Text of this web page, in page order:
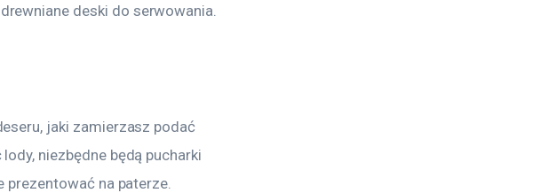
deski do serwowania.
jaki zamierzasz podać
niezbędne będą pucharki
na paterze.